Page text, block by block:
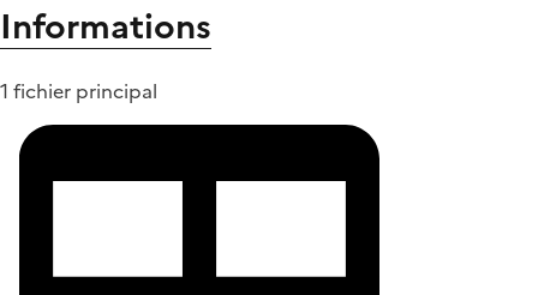
Informations
1 fichier principal